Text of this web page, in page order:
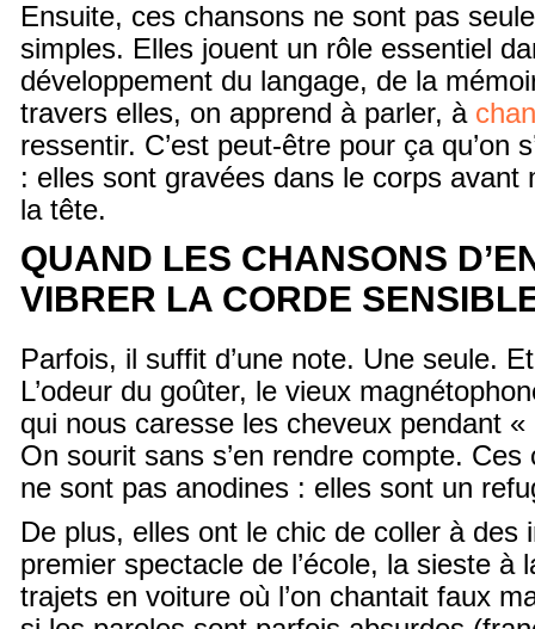
Ensuite, ces chansons ne sont pas
simples. Elles jouent un rôle essentiel
développement du langage, de la
travers elles, on apprend à parler, à
ressentir. C’est peut-être pour ça qu’on
: elles sont gravées dans le corps avant
la tête.
QUAND LES CHANSONS
VIBRER LA CORDE
Parfois, il suffit d’une note. Une seule.
L’odeur du goûter, le vieux
qui nous caresse les cheveux pendant
On sourit sans s’en rendre compte. Ces
ne sont pas anodines : elles sont un
De plus, elles ont le chic de coller à des
premier spectacle de l’école, la sieste à
trajets en voiture où l’on chantait faux